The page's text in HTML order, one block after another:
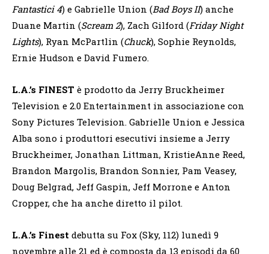
Fantastici 4) e Gabrielle Union (Bad Boys II) anche
Duane Martin (Scream 2), Zach Gilford (Friday Night
Lights), Ryan McPartlin (Chuck), Sophie Reynolds,
Ernie Hudson e David Fumero.
L.A.’s FINEST è prodotto da Jerry Bruckheimer
Television e 2.0 Entertainment in associazione con
Sony Pictures Television. Gabrielle Union e Jessica
Alba sono i produttori esecutivi insieme a Jerry
Bruckheimer, Jonathan Littman, KristieAnne Reed,
Brandon Margolis, Brandon Sonnier, Pam Veasey,
Doug Belgrad, Jeff Gaspin, Jeff Morrone e Anton
Cropper, che ha anche diretto il pilot.
L.A.’s Finest debutta su Fox (Sky, 112) lunedì 9
novembre alle 21 ed è composta da 13 episodi da 60